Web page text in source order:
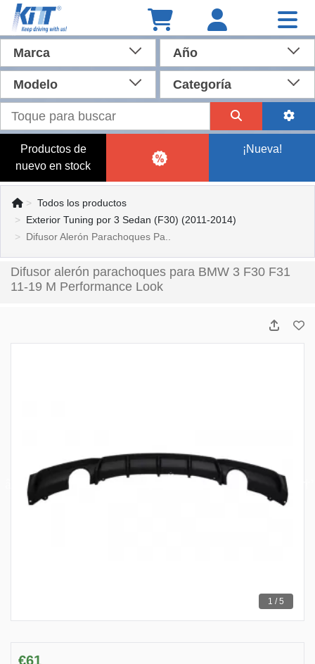
Marca Año
Modelo Categoría
Productos de
nuevo en stock
¡Nueva!
Todos los productos
Exterior Tuning por 3 Sedan (F30) (2011-2014)
Difusor Alerón Parachoques Pa..
Difusor alerón parachoques para BMW 3 F30 F31
11-19 M Performance Look
1 / 5
€61